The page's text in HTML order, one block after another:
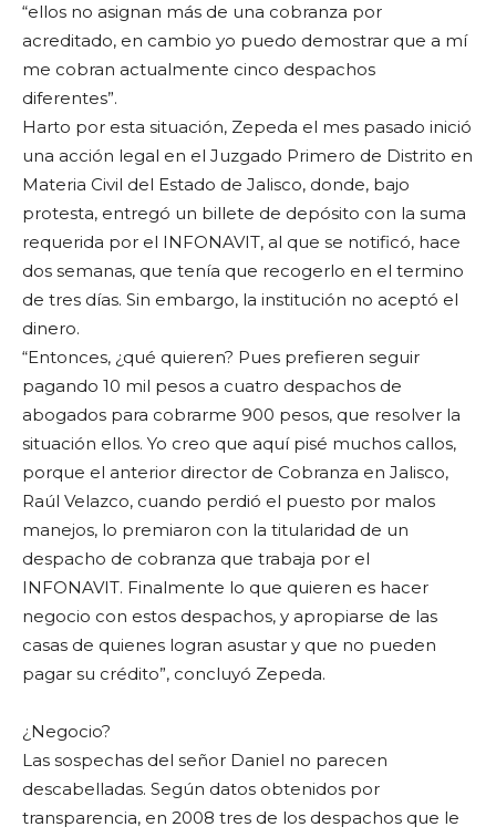
“ellos no asignan más de una cobranza por
acreditado, en cambio yo puedo demostrar que a mí
me cobran actualmente cinco despachos
diferentes”.
Harto por esta situación, Zepeda el mes pasado inició
una acción legal en el Juzgado Primero de Distrito en
Materia Civil del Estado de Jalisco, donde, bajo
protesta, entregó un billete de depósito con la suma
requerida por el INFONAVIT, al que se notificó, hace
dos semanas, que tenía que recogerlo en el termino
de tres días. Sin embargo, la institución no aceptó el
dinero.
“Entonces, ¿qué quieren? Pues prefieren seguir
pagando 10 mil pesos a cuatro despachos de
abogados para cobrarme 900 pesos, que resolver la
situación ellos. Yo creo que aquí pisé muchos callos,
porque el anterior director de Cobranza en Jalisco,
Raúl Velazco, cuando perdió el puesto por malos
manejos, lo premiaron con la titularidad de un
despacho de cobranza que trabaja por el
INFONAVIT. Finalmente lo que quieren es hacer
negocio con estos despachos, y apropiarse de las
casas de quienes logran asustar y que no pueden
pagar su crédito”, concluyó Zepeda.
¿Negocio?
Las sospechas del señor Daniel no parecen
descabelladas. Según datos obtenidos por
transparencia, en 2008 tres de los despachos que le